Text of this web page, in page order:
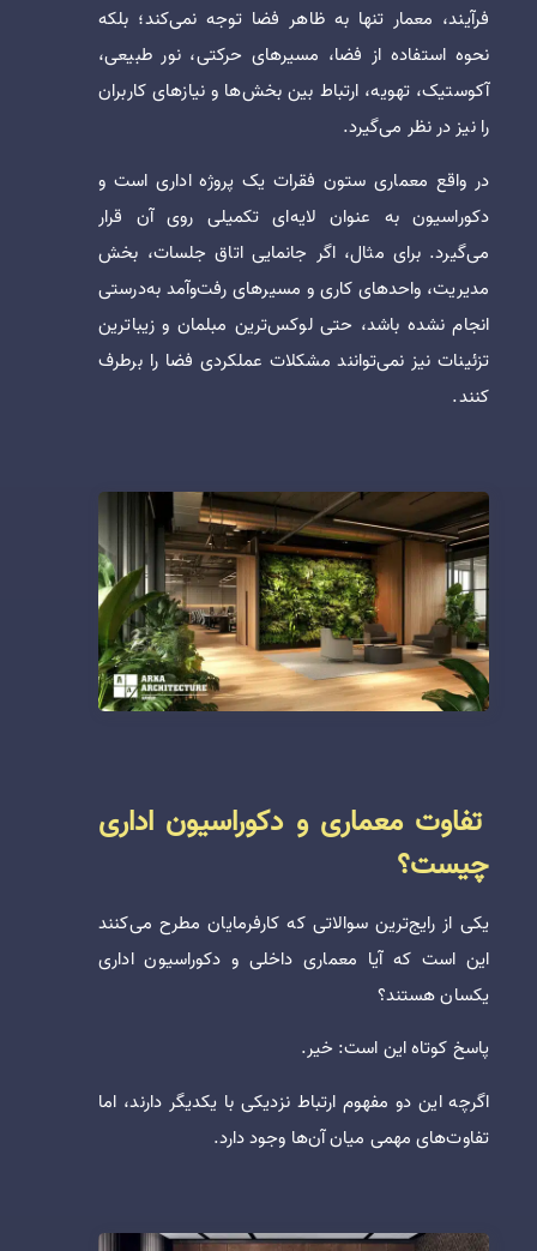
فرآیند، معمار تنها به ظاهر فضا توجه نمی‌کند؛ بلکه
نحوه استفاده از فضا، مسیرهای حرکتی، نور طبیعی،
آکوستیک، تهویه، ارتباط بین بخش‌ها و نیازهای کاربران
را نیز در نظر می‌گیرد.
در واقع معماری ستون فقرات یک پروژه اداری است و
دکوراسیون به عنوان لایه‌ای تکمیلی روی آن قرار
می‌گیرد. برای مثال، اگر جانمایی اتاق جلسات، بخش
مدیریت، واحدهای کاری و مسیرهای رفت‌وآمد به‌درستی
انجام نشده باشد، حتی لوکس‌ترین مبلمان و زیباترین
تزئینات نیز نمی‌توانند مشکلات عملکردی فضا را برطرف
کنند.
تفاوت معماری و دکوراسیون اداری
چیست؟
یکی از رایج‌ترین سوالاتی که کارفرمایان مطرح می‌کنند
این است که آیا معماری داخلی و دکوراسیون اداری
یکسان هستند؟
پاسخ کوتاه این است: خیر.
اگرچه این دو مفهوم ارتباط نزدیکی با یکدیگر دارند، اما
تفاوت‌های مهمی میان آن‌ها وجود دارد.